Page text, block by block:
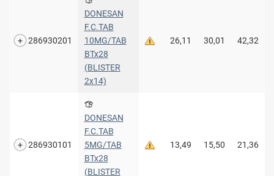
286930201
DONESAN
F.C.TAB
10MG/TAB
BTx28
(BLISTER
2x14)
26,11 30,01 42,32
286930101
DONESAN
F.C.TAB
5MG/TAB
BTx28
(BLISTER
13,49 15,50 21,36